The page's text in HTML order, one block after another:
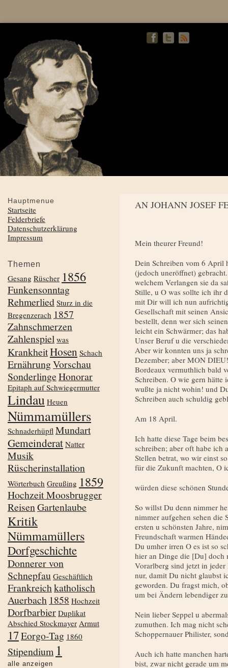
AN JOHANN JOSEF
Mein theurer Freund!
Dein Schreiben vom 6 April
(jedoch uneröffnet)
welchem Verlangen sie da
Stille, u O was sollte ich ihr
mit Dir will ich nun
Gesellschaft mit seinen
bestellt, denn wer sich
leicht ein Schwärmer; das
Unser Beruf u die
Aber wir konnten uns ja
Dezember; aber MON
Bordeaux vermuthlich bald
Schreiben. O wie gern hätte
wußte ja nicht wohin! und
Schreiben auch schuldig
Am 18 April.
Ich hatte diese Tage beim
schreiben; aber oft habe ich
Stellen betrat, wo wir einst
für die Zukunft machten, O
würden diese schönen
So willst Du denn nimmer
nimmer aufgehen sehen die
ersten u schönsten Jahre,
Freundschaft warmen
Du umher irren O es ist so
hier an Dinge die [Du] doch
Vorarlberg sind jetzt in
nur, damit Du nicht glaubst
geworden. Du fragst mich,
um bei Ändern lebendiger
Nein lieber Seppel u
zumuthen. Ich mag nicht
Schoppernauer Philister,
Auch ich hatte manchen
bist, zwar nicht gerade um
Hauptmenue
Startseite
Felderbriefe
Datenschutzerklärung
Impressum
Themen
Gesang Rüscher 1856
Funkensonntag
Rehmerlied Sturz in die
Bregenzerach 1857
Zahnschmerzen
Zahlenspiel was
KrankheitHosen Schach
ErnährungVorschau
SonderlingeHonorar
Epitaph auf Schwiegermutter
Lindau Heuen
Nümmamüllers
Schnaderhüpfl Mundart
Gemeinderat Natter
Musik
Rüscherinstallation
Wörterbuch Greußing 1859
Hochzeit Moosbrugger
ReisenGartenlaube
Kritik
Nümmamüllers
Dorfgeschichte
Donnerer von
Schnepfau Geschäftlich
Frankreichkatholisch
Auerbach 1858 Hochzeit
Dorfbarbier Duplikat
Abschied Stockmayer Armut
17Eorgo-Tag 1860
Stipendium 1
alle anzeigen